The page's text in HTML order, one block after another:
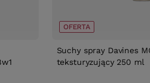
OFERTA
Suchy spray Davines
teksturyzujący 250 ml